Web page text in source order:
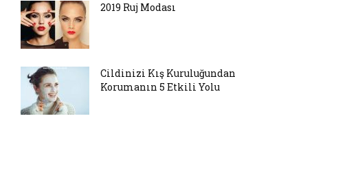
2019 Ruj Modası
Cildinizi Kış Kuruluğundan
Korumanın 5 Etkili Yolu